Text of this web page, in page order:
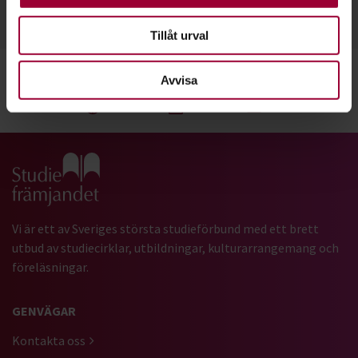
Tillåt urval
Avvisa
0550-808 72
Läs mer
Gå till studiefrämjandets startsida
Vi är ett av Sveriges största studieförbund med ett brett
utbud av studiecirklar, utbildningar, kulturarrangemang och
föreläsningar.
GENVÄGAR
Kontakta oss